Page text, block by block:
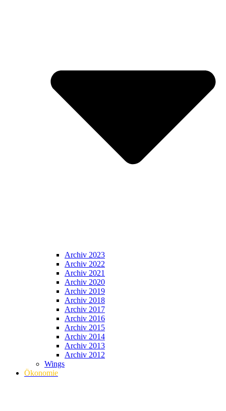
Archiv 2023
Archiv 2022
Archiv 2021
Archiv 2020
Archiv 2019
Archiv 2018
Archiv 2017
Archiv 2016
Archiv 2015
Archiv 2014
Archiv 2013
Archiv 2012
Wings
Ökonomie